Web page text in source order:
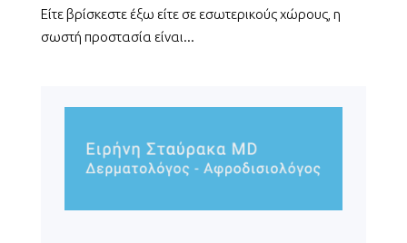
Είτε βρίσκεστε έξω είτε σε εσωτερικούς χώρους, η
σωστή προστασία είναι...